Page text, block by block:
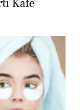
Kafe